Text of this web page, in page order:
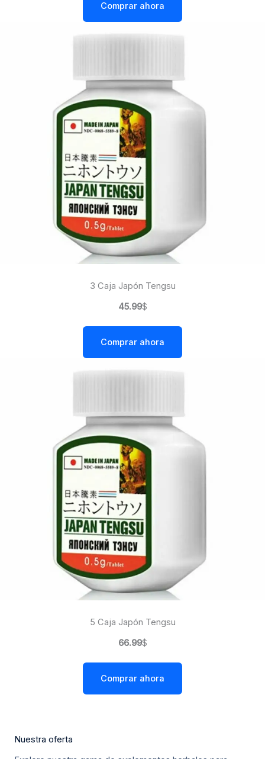
Comprar ahora
3 Caja Japón Tengsu
45.99$
Comprar ahora
5 Caja Japón Tengsu
66.99$
Comprar ahora
Nuestra oferta